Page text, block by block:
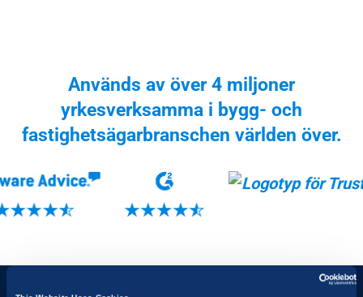
Används av över 4 miljoner
yrkesverksamma i bygg- och
fastighetsägarbranschen världen över.